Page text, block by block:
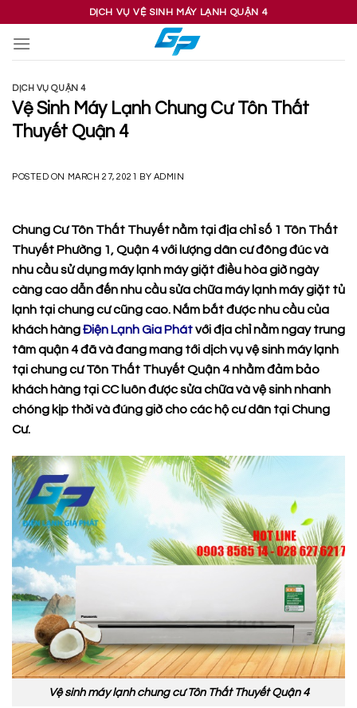
content
DỊCH VỤ VỆ SINH MÁY LẠNH QUẬN 4
DỊCH VỤ QUẬN 4
Vệ Sinh Máy Lạnh Chung Cư Tôn Thất
Thuyết Quận 4
POSTED ON MARCH 27, 2021 BY ADMIN
Chung Cư Tôn Thất Thuyết nằm tại địa chỉ số 1 Tôn Thất
Thuyết Phường 1, Quận 4 với lượng dân cư đông đúc và
nhu cầu sử dụng máy lạnh máy giặt điều hòa giờ ngày
càng cao dẫn đến nhu cầu sửa chữa máy lạnh máy giặt tủ
lạnh tại chung cư cũng cao. Nắm bắt được nhu cầu của
khách hàngĐiện Lạnh Gia Phátvới địa chỉ nằm ngay trung
tâm quận 4 đã và đang mang tới dịch vụvệ sinh máy lạnh
tại chung cư Tôn Thất Thuyết Quận 4nhằm đảm bảo
khách hàng tại CC luôn được sửa chữa và vệ sinh nhanh
chóng kịp thời và đúng giờ cho các hộ cư dân tại Chung
Cư.
Vệ sinh máy lạnh chung cư Tôn Thất Thuyết Quận 4